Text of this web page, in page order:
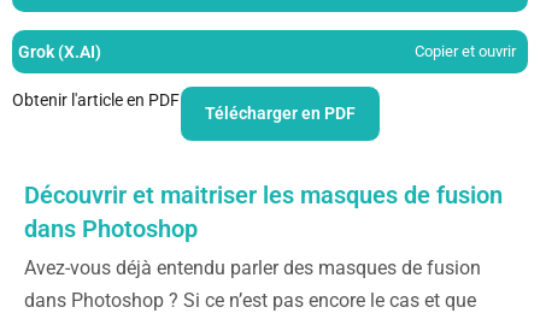
Grok (X.AI) Copier et ouvrir
Obtenir l'article en PDF
Télécharger en PDF
Découvrir et maitriser les masques de fusion
dans Photoshop
Avez-vous déjà entendu parler des masques de fusion
dans Photoshop ? Si ce n’est pas encore le cas et que